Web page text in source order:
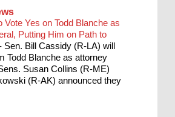
Vote Yes on Todd Blanche as
Putting Him on Path to
Sen. Bill Cassidy (R-LA) will
Todd Blanche as attorney
Susan Collins (R-ME)
(R-AK) announced they